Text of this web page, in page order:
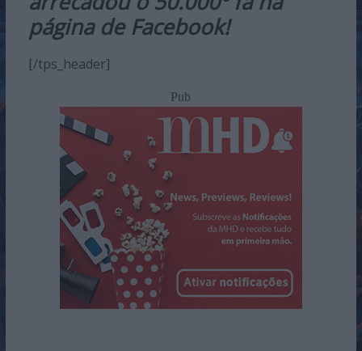
página de Facebook!
[/tps_header]
Pub